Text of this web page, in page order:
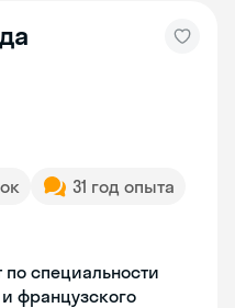
31 год опыта
по специальности
французского